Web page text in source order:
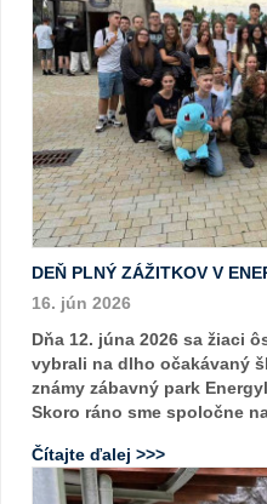
DEŇ PLNÝ ZÁŽITKOV V
16. jún 2026
Dňa 12. júna 2026 sa žiaci
vybrali na dlho očakávaný
známy zábavný park
Skoro ráno sme spoločne
Čítajte ďalej >>>